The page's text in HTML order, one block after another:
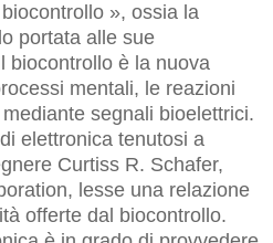
», ossia la
portata alle sue
biocontrollo è la nuova
mentali, le reazioni
segnali bioelettrici.
elettronica tenutosi a
Curtiss R. Schafer,
lesse una relazione
offerte dal biocontrollo.